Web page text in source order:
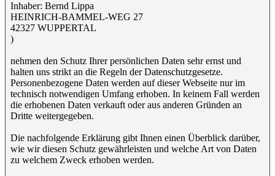
Inhaber: Bernd Lippa
HEINRICH-BAMMEL-WEG 27
42327 WUPPERTAL
)
nehmen den Schutz Ihrer persönlichen Daten sehr ernst und
halten uns strikt an die Regeln der Datenschutzgesetze.
Personenbezogene Daten werden auf dieser Webseite nur im
technisch notwendigen Umfang erhoben. In keinem Fall werden
die erhobenen Daten verkauft oder aus anderen Gründen an
Dritte weitergegeben.
Die nachfolgende Erklärung gibt Ihnen einen Überblick darüber,
wie wir diesen Schutz gewährleisten und welche Art von Daten
zu welchem Zweck erhoben werden.